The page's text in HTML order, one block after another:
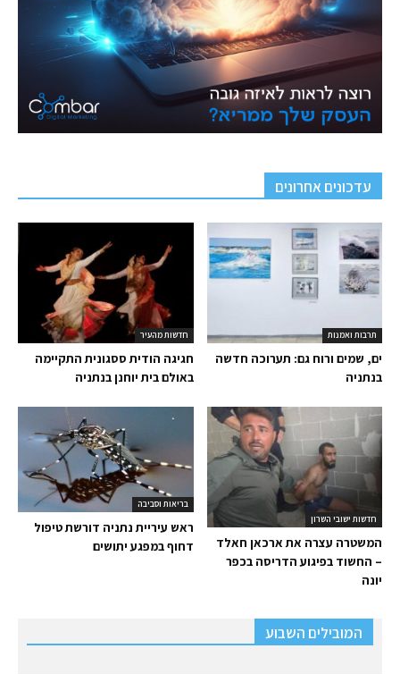
עדכונים אחרונים
חדשות מהעיר
חגיגה הודית ססגונית התקיימה
באולם בית יוחנן בנתניה
תרבות ואמנות
ים, שמים ורוח גם: תערוכה חדשה
בנתניה
בריאות וסביבה
ראש עיריית נתניה דורשת טיפול
דחוף במפגע יתושים
חדשות ישובי השרון
המשטרה עצרה את ארכאן חאלד
– החשוד בפיגוע הדריסה בכפר
יונה
המובילים השבוע